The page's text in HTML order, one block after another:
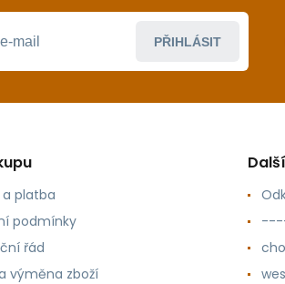
PŘIHLÁSIT
platba
podmínky
řád
výměna zboží